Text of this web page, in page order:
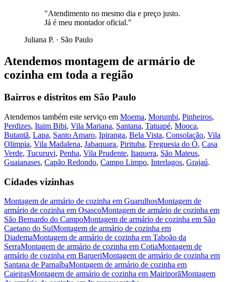
"Atendimento no mesmo dia e preço justo.
Já é meu montador oficial."
Juliana P. · São Paulo
Atendemos montagem de armário de
cozinha em toda a região
Bairros e distritos em São Paulo
Atendemos também este serviço em Moema, Morumbi, Pinheiros,
Perdizes, Itaim Bibi, Vila Mariana, Santana, Tatuapé, Mooca,
Butantã, Lapa, Santo Amaro, Ipiranga, Bela Vista, Consolação, Vila
Olimpia, Vila Madalena, Jabaquara, Pirituba, Freguesia do Ó, Casa
Verde, Tucuruvi, Penha, Vila Prudente, Itaquera, São Mateus,
Guaianases, Capão Redondo, Campo Limpo, Interlagos, Grajaú.
Cidades vizinhas
Montagem de armário de cozinha em GuarulhosMontagem de
armário de cozinha em OsascoMontagem de armário de cozinha em
São Bernardo do CampoMontagem de armário de cozinha em São
Caetano do SulMontagem de armário de cozinha em
DiademaMontagem de armário de cozinha em Taboão da
SerraMontagem de armário de cozinha em CotiaMontagem de
armário de cozinha em BarueriMontagem de armário de cozinha em
Santana de ParnaíbaMontagem de armário de cozinha em
CaieirasMontagem de armário de cozinha em MairiporãMontagem